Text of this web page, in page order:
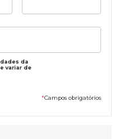
da
variar de
*Campos obrigatórios